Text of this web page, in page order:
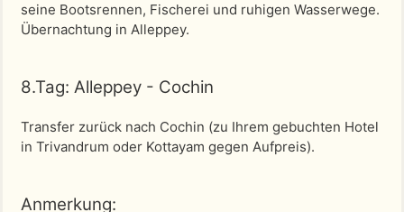
seine Bootsrennen, Fischerei und ruhigen Wasserwege.
Übernachtung in Alleppey.
8.Tag: Alleppey - Cochin
Transfer zurück nach Cochin (zu Ihrem gebuchten Hotel
in Trivandrum oder Kottayam gegen Aufpreis).
Anmerkung: